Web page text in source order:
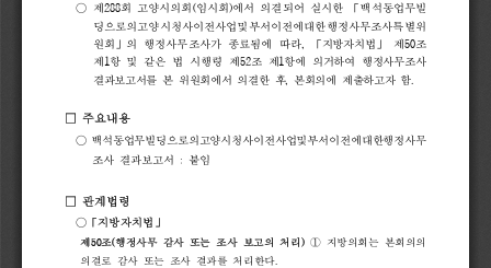
○ 제288회 고양시의회(임시회)에서 의결되어 실시한 「백석동업무빌
딩으로의고양시청사이전사업및부서이전에대한행정사무조사특별위
원회 」 의 행정사무조사가 종료됨에 따라, 「지방자치법 」 제50조
제 1항 및 같은 법 시행령 제52조 제1항에 의거하여
행정사무조사
결과보고서를 본 위원회에서 의결한 후, 본회의에 제출하고자 함
□ 주요내용
○ 백석동업무빌딩으로의고양시청사이전사업및부서이전에대한행정사무
조사 결과보고서 : 붙임
□ 관계법령
○ 「지방자치법 」
제50조(행정사무 감사 또는 조사 보고의 처리) ① 지방의회는 본회의의
의결로
감사 또는 조사 결과를 처리한다.